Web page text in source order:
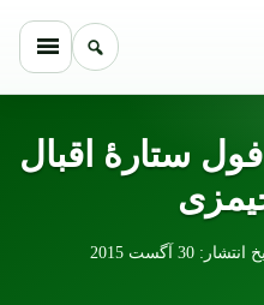
ستارۀ اقبال
آگست 2015